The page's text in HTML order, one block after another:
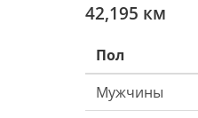
42,195 км
Пол
Мужчины